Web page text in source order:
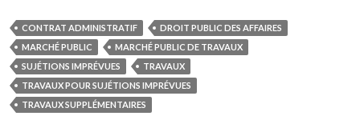
CONTRAT ADMINISTRATIF
DROIT PUBLIC DES AFFAIRES
MARCHÉ PUBLIC
MARCHÉ PUBLIC DE TRAVAUX
SUJÉTIONS IMPRÉVUES
TRAVAUX
TRAVAUX POUR SUJÉTIONS IMPRÉVUES
TRAVAUX SUPPLÉMENTAIRES